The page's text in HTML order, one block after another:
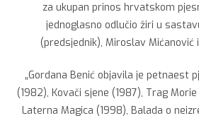
za ukupan prinos hrvatskom
jednoglasno odlučio žiri u
(predsjednik), Miroslav Mićanović
„Gordana Benić objavila je petnaest
(1982), Kovači sjene (1987), Trag
Laterna Magica (1998), Balada o